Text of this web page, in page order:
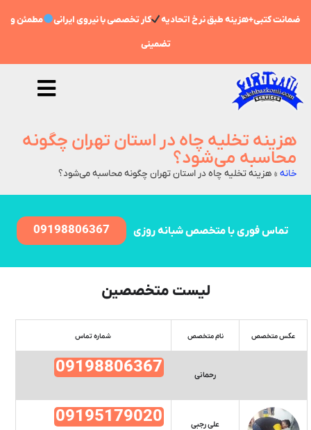
ضمانت کتبی+هزینه طبق نرخ اتحادیه کار تخصصی با نیروی ایرانی مطمئن و
تضمینی
هزینه تخلیه چاه در استان تهران چگونه
محاسبه می‌شود؟
خانه » هزینه تخلیه چاه در استان تهران چگونه محاسبه می‌شود؟
تماس فوری با متخصص شبانه روزی 09198806367
لیست متخصصین
عکس متخصص نام متخصص شماره تماس
رحمانی 09198806367
علی رجبی 09195179020